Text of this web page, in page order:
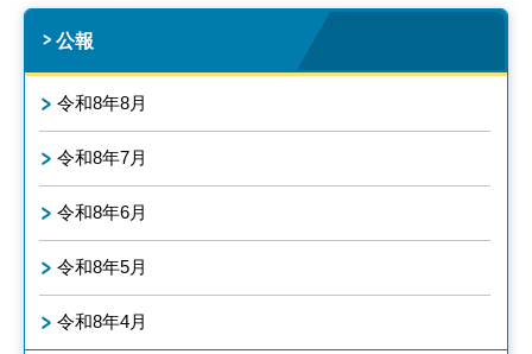
公報
令和8年8月
令和8年7月
令和8年6月
令和8年5月
令和8年4月